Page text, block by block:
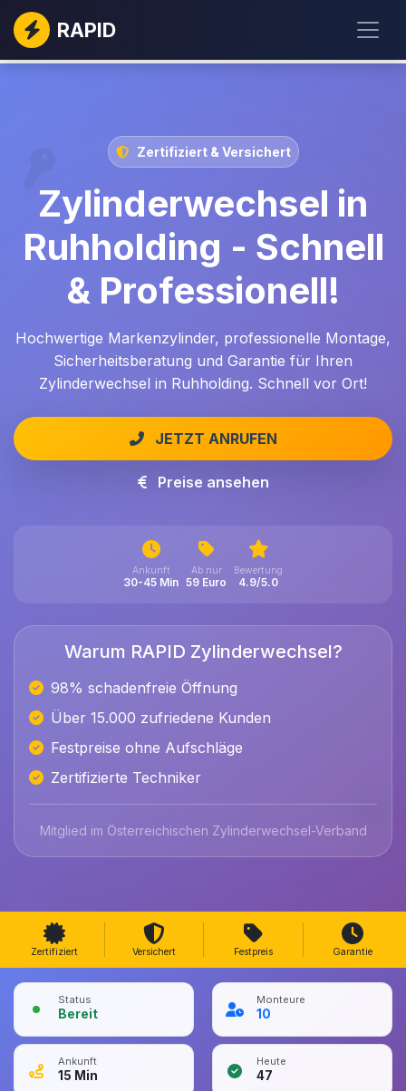
RAPID
Zertifiziert & Versichert
Zylinderwechsel in
Ruhholding - Schnell
& Professionell!
Hochwertige Markenzylinder, professionelle Montage,
Sicherheitsberatung und Garantie für Ihren
Zylinderwechsel in Ruhholding. Schnell vor Ort!
JETZT ANRUFEN
Preise ansehen
Ankunft
30-45 Min
Ab nur
59 Euro
Bewertung
4.9/5.0
Warum RAPID Zylinderwechsel?
98% schadenfreie Öffnung
Über 15.000 zufriedene Kunden
Festpreise ohne Aufschläge
Zertifizierte Techniker
Mitglied im Österreichischen Zylinderwechsel-Verband
Zertifiziert Versichert Festpreis Garantie
Status
Bereit
Monteure
10
Ankunft
15 Min
Heute
47